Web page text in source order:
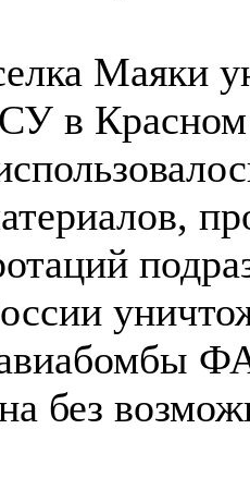
Маяки
в
без